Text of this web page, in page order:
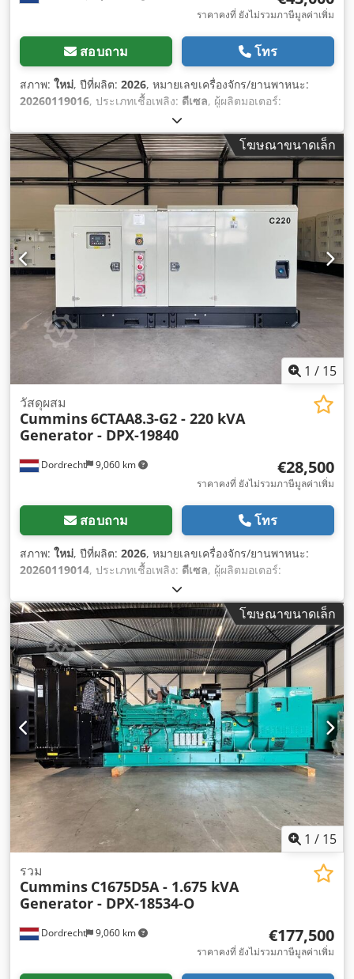
ราคาคงที่ ยังไม่รวมภาษีมูลค่าเพิ่ม
สอบถาม โทร
สภาพ: ใหม่, ปีที่ผลิต: 2026, หมายเลขเครื่องจักร/ยานพาหนะ:
20260119016, ประเภทเชื้อเพลิง: ดีเซล, ผู้ผลิตมอเตอร์:
โฆษณาขนาดเล็ก
1 / 15
Dordrecht 9,060 km
วัสดุผสม
Cummins6CTAA8.3-G2 - 220 kVA
Generator - DPX-19840
€28,500
ราคาคงที่ ยังไม่รวมภาษีมูลค่าเพิ่ม
สอบถาม โทร
สภาพ: ใหม่, ปีที่ผลิต: 2026, หมายเลขเครื่องจักร/ยานพาหนะ:
20260119014, ประเภทเชื้อเพลิง: ดีเซล, ผู้ผลิตมอเตอร์:
โฆษณาขนาดเล็ก
1 / 15
Dordrecht 9,060 km
รวม
Cummins C1675D5A - 1.675 kVA
Generator - DPX-18534-O
€177,500
ราคาคงที่ ยังไม่รวมภาษีมูลค่าเพิ่ม